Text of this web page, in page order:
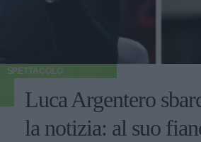
SPETTACOLO
Luca Argentero
la notizia: al suo